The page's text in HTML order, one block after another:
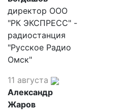
директор ООО
"РК ЭКСПРЕСС" -
радиостанция
"Русское Радио
Омск"
11 августа
Александр
Жаров